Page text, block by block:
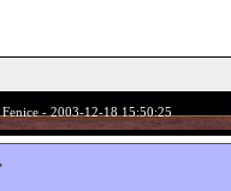
- 2003-12-18 15:50:25